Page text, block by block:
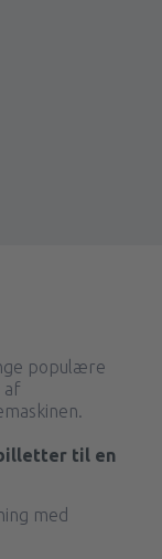
populære
af
til en
med